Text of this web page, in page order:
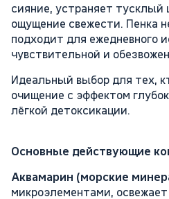
сияние, устраняет тусклый
ощущение свежести. Пенка
подходит для ежедневного
чувствительной и
Идеальный выбор для тех,
очищение с эффектом
лёгкой детоксикации.
Основные действующие
Аквамарин (морские
микроэлементами,